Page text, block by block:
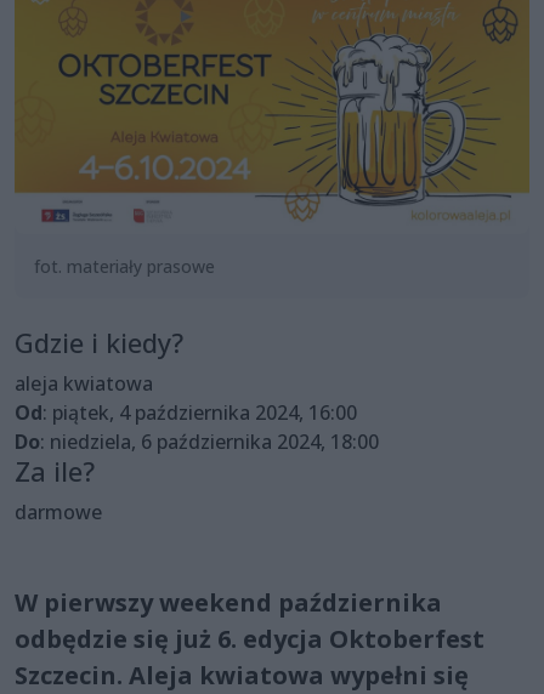
fot. materiały prasowe
Gdzie i kiedy?
aleja kwiatowa
Od: piątek, 4 października 2024, 16:00
Do: niedziela, 6 października 2024, 18:00
Za ile?
darmowe
W pierwszy weekend października
odbędzie się już 6. edycja Oktoberfest
Szczecin. Aleja kwiatowa wypełni się